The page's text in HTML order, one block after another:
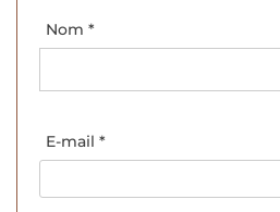
Nom *
E-mail *